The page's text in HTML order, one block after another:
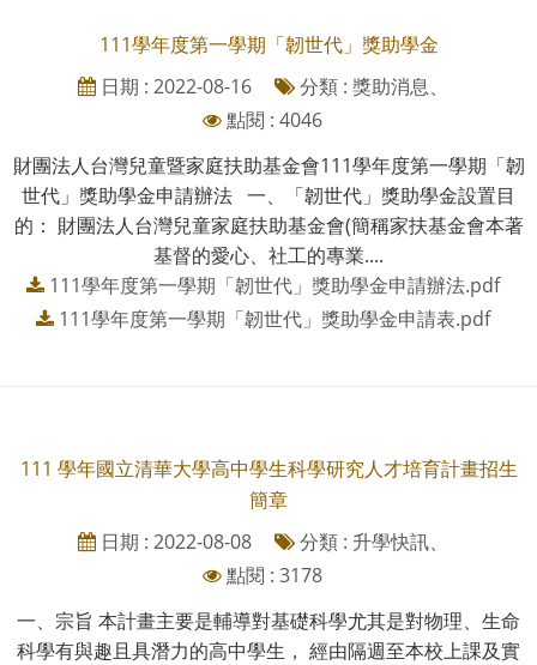
111學年度第一學期「韌世代」獎助學金
日期 : 2022-08-16
分類 : 獎助消息、
點閱 : 4046
財團法人台灣兒童暨家庭扶助基金會111學年度第一學期「韌
世代」獎助學金申請辦法 一、「韌世代」獎助學金設置目
的： 財團法人台灣兒童家庭扶助基金會(簡稱家扶基金會本著
基督的愛心、社工的專業....
111學年度第一學期「韌世代」獎助學金申請辦法.pdf
111學年度第一學期「韌世代」獎助學金申請表.pdf
111 學年國立清華大學高中學生科學研究人才培育計畫招生
簡章
日期 : 2022-08-08
分類 : 升學快訊、
點閱 : 3178
一、宗旨 本計畫主要是輔導對基礎科學尤其是對物理、生命
科學有與趣且具潛力的高中學生， 經由隔週至本校上課及實